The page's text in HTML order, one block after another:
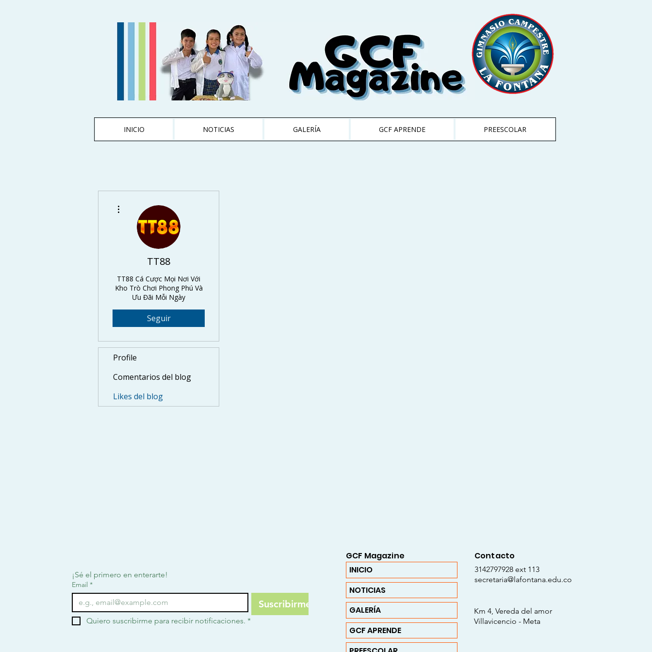
INICIO NOTICIAS GALERÍA GCF APRENDE PREESCOLAR
TT88
TT88 Cá Cược Mọi Nơi Với
Kho Trò Chơi Phong Phú Và
Ưu Đãi Mỗi Ngày
Seguir
Profile
Comentarios del blog
Likes del blog
¡Sé el primero en enterarte!
Email *
Suscribirme
Quiero suscribirme para recibir notificaciones. *
GCF Magazine
INICIO
NOTICIAS
GALERÍA
GCF APRENDE
Contacto
3142797928 ext 113
secretaria@lafontana.edu.co
Km 4, Vereda del amor
Villavicencio - Meta